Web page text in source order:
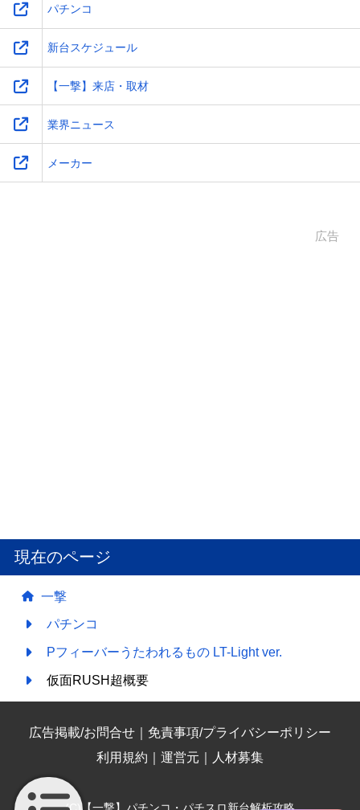
パチンコ
新台スケジュール
【一撃】来店・取材
業界ニュース
メーカー
広告
現在のページ
一撃
パチンコ
Pフィーバーうたわれるもの LT-Light ver.
仮面RUSH超概要
広告掲載/お問合せ ｜ 免責事項/プライバシーポリシー
利用規約 ｜ 運営元 ｜ 人材募集